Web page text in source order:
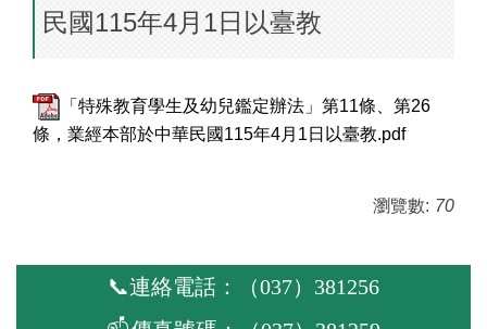
民國115年4月1日以臺教
「特殊教育學生及幼兒鑑定辦法」第11條、第26
條，業經本部於中華民國115年4月1日以臺教.pdf
瀏覽數: 70
📞連絡電話：（037）381256